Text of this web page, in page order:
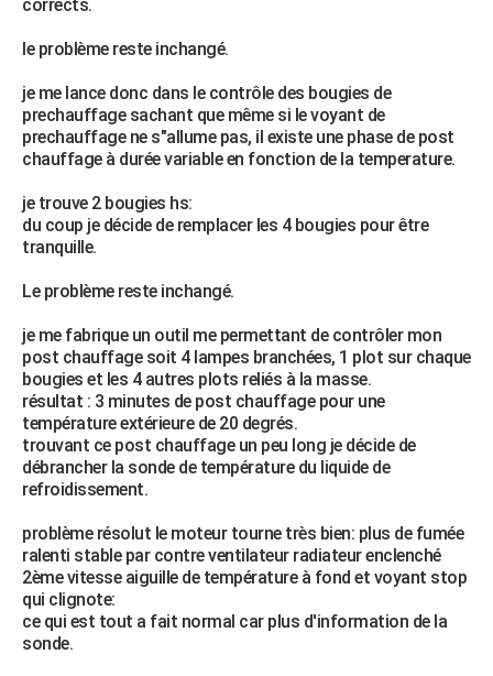
Alimentation
Guide de la santé
Maladies
Médicaments
Sommeil
VOYAGE
Destinations
City break
Voyage nature
Voyage de noces
Forum
Climat
+PHOTO
GUIDES D'ACHAT
BONS PLANS
CARTE DE VOEUX
Carte de Noël
Carte Bonne année
Carte Saint-Valentin
Carte Pâques
Carte d'anniversaire
DICTIONNAIRE
PROGRAMME TV
COPAINS D'AVANT
S'inscrire
Se connecter
Lycées
Collèges
Primaires
Universités
Entreprises
Service militaire
Avis de recherche
AVIS DE DÉCÈS
FORUM
Bricolage
Lifestyle
Culture
Sport
Auto
Television
Voyage
Cinema
corrects.
le problème reste inchangé.
je me lance donc dans le contrôle des bougies de
prechauffage sachant que même si le voyant de
prechauffage ne s"allume pas, il existe une phase de post
chauffage à durée variable en fonction de la temperature.
je trouve 2 bougies hs:
du coup je décide de remplacer les 4 bougies pour être
tranquille.
Le problème reste inchangé.
je me fabrique un outil me permettant de contrôler mon
post chauffage soit 4 lampes branchées, 1 plot sur chaque
bougies et les 4 autres plots reliés à la masse.
résultat : 3 minutes de post chauffage pour une
température extérieure de 20 degrés.
trouvant ce post chauffage un peu long je décide de
débrancher la sonde de température du liquide de
refroidissement.
problème résolut le moteur tourne très bien: plus de fumée
ralenti stable par contre ventilateur radiateur enclenché
2ème vitesse aiguille de température à fond et voyant stop
qui clignote:
ce qui est tout a fait normal car plus d'information de la
sonde.